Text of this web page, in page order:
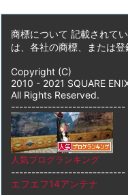
商標について 記載されて
は、各社の商標、または登
Copyright (C)
2010 - 2021 SQUARE
All Rights Reserved.
----------------------------
人気ブログランキング
----------------------------
エフエフ14アンテナ